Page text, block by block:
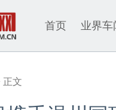
首页 业界车
正文